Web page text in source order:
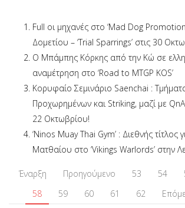
Full οι μηχανές στο ‘Mad Dog
Δομετίου – ‘Trial Sparrings’ στις 30
O Μπάμπης Κόρκης από την Κώ σε
αναμέτρηση στο ‘Road to MTGP KOS’
Κορυφαίο Σεμινάριο Saenchai :
Προχωρημένων και Striking, μαζί με
22 Οκτωβρίου!
‘Ninos Muay Thai Gym’ : Διεθνής τίτλος
Ματθαίου στο ‘Vikings Warlords’ στην
Έναρξη Προηγούμενο 53 54
58
59 60 61 62